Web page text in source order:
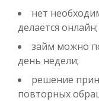
По всей
Срок
нет
делается онлайн;
займ можно
день недели;
решение
повторных